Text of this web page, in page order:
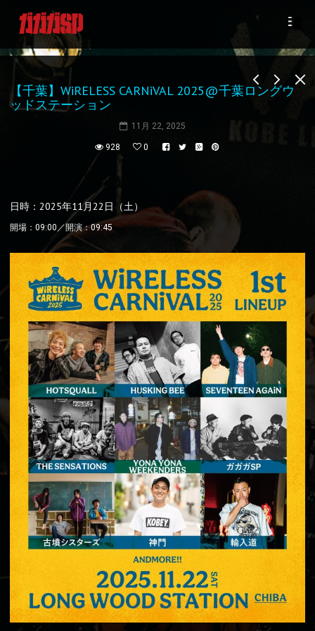
【千葉】WiRELESS CARNiVAL 2025@千葉ロングウ
ッドステーション
11月 22, 2025
928 0
日時：2025年11月22日（土）
開場：09:00／開演：09:45